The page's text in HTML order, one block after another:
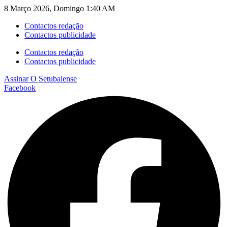
8 Março 2026, Domingo 1:40 AM
Contactos redação
Contactos publicidade
Contactos redação
Contactos publicidade
AssinarO Setubalense
Facebook